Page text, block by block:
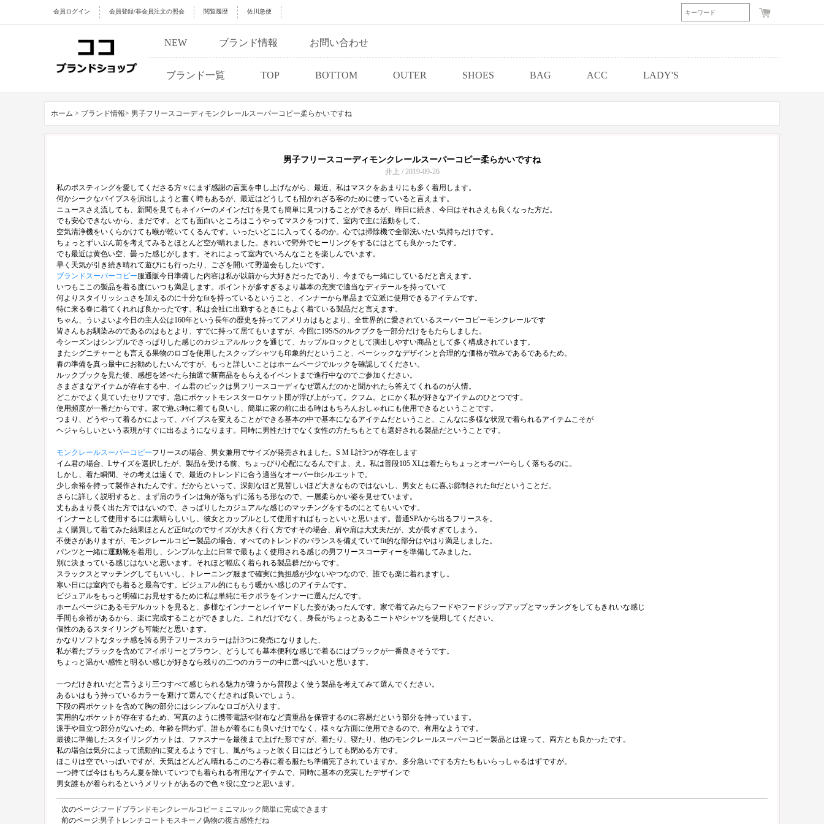
会員ログイン 会員登録/非会員注文の照会 閲覧履歴 佐川急便
NEW ブランド情報 お問い合わせ
ブランド一覧 TOP BOTTOM OUTER SHOES BAG ACC LADY'S
ホーム > ブランド情報> 男子フリースコーディモンクレールスーパーコピー柔らかいですね
男子フリースコーディモンクレールスーパーコピー柔らかいですね
井上 / 2019-09-26
私のポスティングを愛してくださる方々にまず感謝の言葉を申し上げながら、最近、私はマスクをあまりにも多く着用します。
何かシークなバイブスを演出しようと書く時もあるが、最近はどうしても招かれざる客のために使っていると言えます。
ニュースさえ流しても、新聞を見てもネイバーのメインだけを見ても簡単に見つけることができるが、昨日に続き、今日はそれさえも良くなった方だ。
でも安心できないから、まだです。とても面白いところはこうやってマスクをつけて、室内で主に活動をして、
空気清浄機をいくらかけても喉が乾いてくるんです。いったいどこに入ってくるのか。心では掃除機で全部洗いたい気持ちだけです。
ちょっとずいぶん前を考えてみるとほとんど空が晴れました。きれいで野外でヒーリングをするにはとても良かったです。
でも最近は黄色い空、曇った感じがします。それによって室内でいろんなことを楽しんでいます。
早く天気が引き続き晴れて遊びにも行ったり、ござを開いて野遊会もしたいです。
ブランドスーパーコピー服通販今日準備した内容は私が以前から大好きだったであり、今までも一緒にしているだと言えます。
いつもここの製品を着る度にいつも満足します。ポイントが多すぎるより基本の充実で適当なディテールを持っていて
何よりスタイリッシュさを加えるのに十分なfitを持っているということ、インナーから単品まで立派に使用できるアイテムです。
特に来る春に着てくれれば良かったです。私は会社に出勤するときにもよく着ている製品だと言えます。
ちゃん、ういよいよ今日の主人公は160年という長年の歴史を持ってアメリカはもとより、全世界的に愛されているスーパーコピーモンクレールです
皆さんもお馴染みのであるのはもとより、すでに持って居てもいますが、今回に19S/Sのルクブクを一部分だけをもたらしました。
今シーズンはシンプルでさっぱりした感じのカジュアルルックを通じて、カップルロックとして演出しやすい商品として多く構成されています。
またシグニチャーとも言える果物のロゴを使用したスクップシャツも印象的だということ、ベーシックなデザインと合理的な価格が強みであるであるため。
春の準備を真っ最中にお勧めしたいんですが、もっと詳しいことはホームページでルックを確認してください。
ルックブックを見た後、感想を述べたら抽選で新商品をもらえるイベントまで進行中なのでご参加ください。
さまざまなアイテムが存在する中、イム君のピックは男フリースコーディなぜ選んだのかと聞かれたら答えてくれるのが人情。
どこかでよく見ていたセリフです。急にポケットモンスターロケット団が浮び上がって。クフム。とにかく私が好きなアイテムのひとつです。
使用頻度が一番だからです。家で遊ぶ時に着ても良いし、簡単に家の前に出る時はもちろんおしゃれにも使用できるということです。
つまり、どうやって着るかによって、バイブスを変えることができる基本の中で基本になるアイテムだということ、こんなに多様な状況で着られるアイテムこそが
ヘジャらしいという表現がすぐに出るようになります。同時に男性だけでなく女性の方たちもとても選好される製品だということです。
モンクレールスーパーコピーフリースの場合、男女兼用でサイズが発売されました。S M L計3つが存在します
イム君の場合、Lサイズを選択したが、製品を受ける前、ちょっぴり心配になるんですよ、え。私は普段105 XLは着たらちょっとオーバーらしく落ちるのに。
しかし、着た瞬間、その考えは遠くで、最近のトレンドに合う適当なオーバーfitシルエットで。
少し余裕を持って製作されたんです。だからといって、深刻なほど見苦しいほど大きなものではないし、男女ともに喜ぶ節制されたfitだということだ。
さらに詳しく説明すると、まず肩のラインは角が落ちずに落ちる形なので、一層柔らかい姿を見せています。
丈もあまり長く出た方ではないので、さっぱりしたカジュアルな感じのマッチングをするのにとてもいいです。
インナーとして使用するには素晴らしいし、彼女とカップルとして使用すればもっといいと思います。普通SPAから出るフリースを。
よく購買して着てみた結果ほとんど正fitなのでサイズが大きく行く方ですその場合、肩や肩は大丈夫だが、丈が長すぎてしまう。
不便さがありますが、モンクレールコピー製品の場合、すべてのトレンドのバランスを備えていてfit的な部分はやはり満足しました。
パンツと一緒に運動靴を着用し、シンプルな上に日常で最もよく使用される感じの男フリースコーディーを準備してみました。
別に決まっている感じはないと思います。それほど幅広く着られる製品群だからです。
スラックスとマッチングしてもいいし、トレーニング服まで確実に負担感が少ないやつなので、誰でも楽に着れますし。
寒い日には室内でも着ると最高です。ビジュアル的にももう暖かい感じのアイテムです。
ビジュアルをもっと明確にお見せするために私は単純にモクポラをインナーに選んだんです。
ホームページにあるモデルカットを見ると、多様なインナーとレイヤードした姿があったんです。家で着てみたらフードやフードジップアップとマッチングをしてもきれいな感じ
手間も余裕があるから、楽に完成することができました。これだけでなく、身長がちょっとあるニートやシャツを使用してください。
個性のあるスタイリングも可能だと思います。
かなりソフトなタッチ感を誇る男子フリースカラーは計3つに発売になりました、
私が着たブラックを含めてアイボリーとブラウン、どうしても基本便利な感じで着るにはブラックが一番良さそうです。
ちょっと温かい感性と明るい感じが好きなら残りの二つのカラーの中に選べばいいと思います。
一つだけきれいだと言うより三つすべて感じられる魅力が違うから普段よく使う製品を考えてみて選んでください。
あるいはもう持っているカラーを避けて選んでくだされば良いでしょう。
下段の両ポケットを含めて胸の部分にはシンプルなロゴが入ります。
実用的なポケットが存在するため、写真のように携帯電話や財布など貴重品を保管するのに容易だという部分を持っています。
派手や目立つ部分がないため、年齢を問わず、誰もが着るにも良いだけでなく、様々な方面に使用できるので、有用なようです。
最後に準備したスタイリングカットは、ファスナーを最後まで上げた形ですが、着たり、寝たり、他のモンクレールスーパーコピー製品とは違って、両方とも良かったです。
私の場合は気分によって流動的に変えるようですし、風がちょっと吹く日にはどうしても閉める方です。
ほこりは空でいっぱいですが、天気はどんどん晴れるこのごろ春に着る服たち準備完了されていますか。多分急いでする方たちもいらっしゃるはずですが。
一つ持てば今はもちろん夏を除いていつでも着られる有用なアイテムで、同時に基本の充実したデザインで
男女誰もが着られるというメリットがあるので色々役に立つと思います。
次のページ:フードブランドモンクレールコピーミニマルック簡単に完成できます
前のページ:男子トレンチコートモスキーノ偽物の復古感性だね